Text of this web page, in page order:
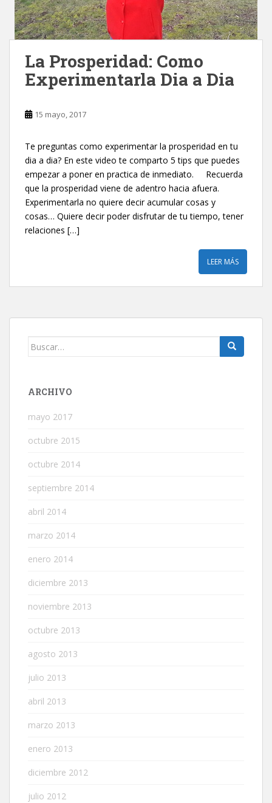
La Prosperidad: Como
Experimentarla Dia a Dia
15 mayo, 2017
Te preguntas como experimentar la prosperidad en tu
dia a dia? En este video te comparto 5 tips que puedes
empezar a poner en practica de inmediato. Recuerda
que la prosperidad viene de adentro hacia afuera.
Experimentarla no quiere decir acumular cosas y
cosas… Quiere decir poder disfrutar de tu tiempo, tener
relaciones […]
LEER MÁS
Buscar:
ARCHIVO
mayo 2017
octubre 2015
octubre 2014
septiembre 2014
abril 2014
marzo 2014
enero 2014
diciembre 2013
noviembre 2013
octubre 2013
agosto 2013
julio 2013
abril 2013
marzo 2013
enero 2013
diciembre 2012
julio 2012